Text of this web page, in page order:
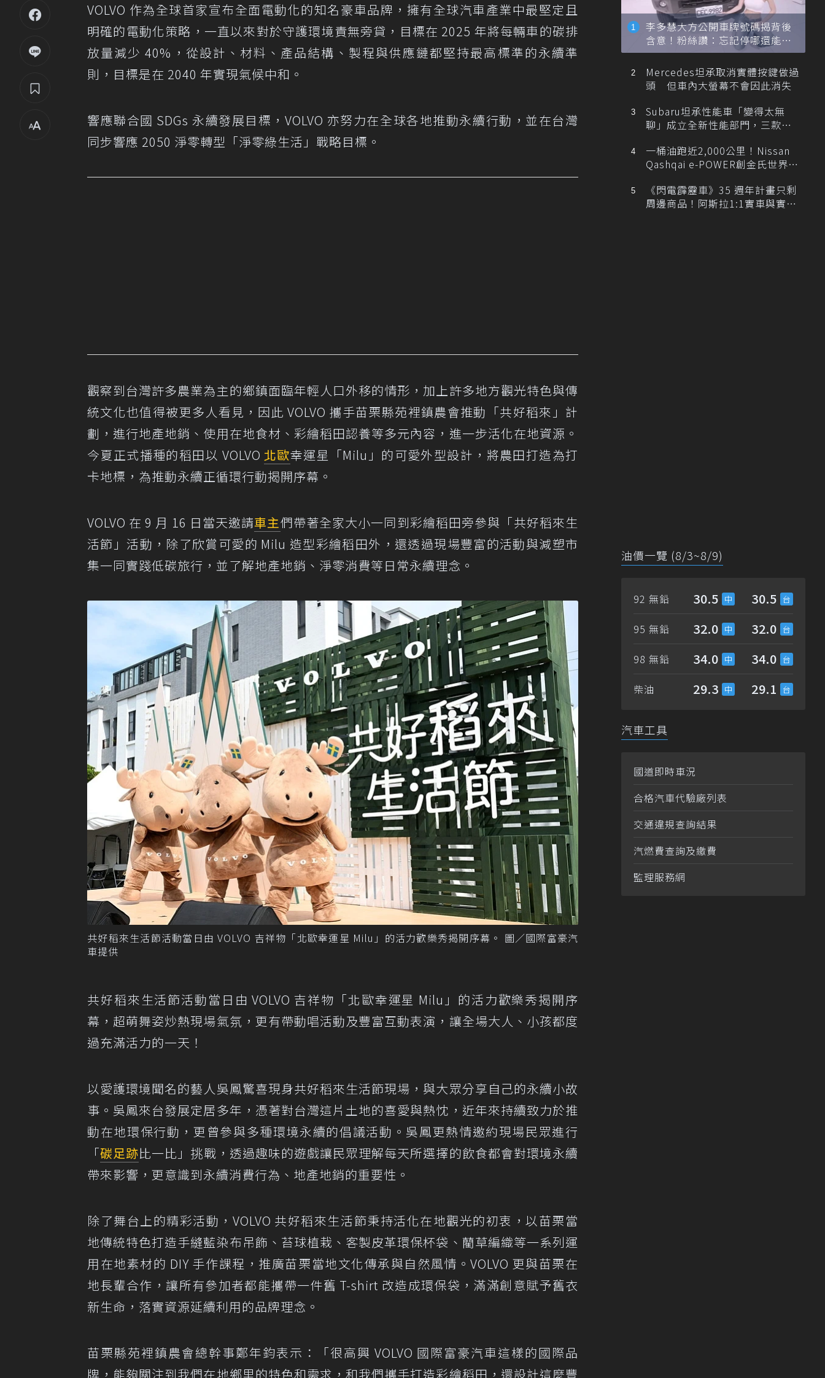
VOLVO 作為全球首家宣布全面電動化的知名豪車品牌，擁有全球汽車產業中最堅定且
明確的電動化策略，一直以來對於守護環境責無旁貸，目標在 2025 年將每輛車的碳排
放量減少 40%，從設計、材料、產品結構、製程與供應鏈都堅持最高標準的永續準
則，目標是在 2040 年實現氣候中和。
響應聯合國 SDGs 永續發展目標，VOLVO 亦努力在全球各地推動永續行動，並在台灣
同步響應 2050 淨零轉型「淨零綠生活」戰略目標。
觀察到台灣許多農業為主的鄉鎮面臨年輕人口外移的情形，加上許多地方觀光特色與傳
統文化也值得被更多人看見，因此 VOLVO 攜手苗栗縣苑裡鎮農會推動「共好稻來」計
劃，進行地產地銷、使用在地食材、彩繪稻田認養等多元內容，進一步活化在地資源。
今夏正式播種的稻田以 VOLVO 北歐幸運星「Milu」的可愛外型設計，將農田打造為打
卡地標，為推動永續正循環行動揭開序幕。
VOLVO 在 9 月 16 日當天邀請車主們帶著全家大小一同到彩繪稻田旁參與「共好稻來生
活節」活動，除了欣賞可愛的 Milu 造型彩繪稻田外，還透過現場豐富的活動與減塑市
集一同實踐低碳旅行，並了解地產地銷、淨零消費等日常永續理念。
共好稻來生活節活動當日由 VOLVO 吉祥物「北歐幸運星 Milu」的活力歡樂秀揭開序幕。 圖／國際富豪汽
車提供
共好稻來生活節活動當日由 VOLVO 吉祥物「北歐幸運星 Milu」的活力歡樂秀揭開序
幕，超萌舞姿炒熱現場氣氛，更有帶動唱活動及豐富互動表演，讓全場大人、小孩都度
過充滿活力的一天！
以愛護環境聞名的藝人吳鳳驚喜現身共好稻來生活節現場，與大眾分享自己的永續小故
事。吳鳳來台發展定居多年，憑著對台灣這片土地的喜愛與熱忱，近年來持續致力於推
動在地環保行動，更曾參與多種環境永續的倡議活動。吳鳳更熱情邀約現場民眾進行
「碳足跡比一比」挑戰，透過趣味的遊戲讓民眾理解每天所選擇的飲食都會對環境永續
帶來影響，更意識到永續消費行為、地產地銷的重要性。
除了舞台上的精彩活動，VOLVO 共好稻來生活節秉持活化在地觀光的初衷，以苗栗當
地傳統特色打造手縫藍染布吊飾、苔球植栽、客製皮革環保杯袋、藺草編織等一系列運
用在地素材的 DIY 手作課程，推廣苗栗當地文化傳承與自然風情。VOLVO 更與苗栗在
地長輩合作，讓所有參加者都能攜帶一件舊 T-shirt 改造成環保袋，滿滿創意賦予舊衣
新生命，落實資源延續利用的品牌理念。
苗栗縣苑裡鎮農會總幹事鄭年鈞表示：「很高興 VOLVO 國際富豪汽車這樣的國際品
牌，能夠關注到我們在地鄉里的特色和需求，和我們攜手打造彩繪稻田，還設計這麼豐
李多慧大方公開車牌號碼揭背後
含意！粉絲讚：忘記停哪還能幫
忙找車
Mercedes坦承取消實體按鍵做過
頭 但車內大螢幕不會因此消失
Subaru坦承性能車「變得太無
聊」成立全新性能部門，三款手
一桶油跑近2,000公里！Nissan
Qashqai e-POWER創金氏世界紀
《閃電霹靂車》35 週年計畫只剩
周邊商品！阿斯拉1:1實車與實體
油價一覽 (8/3~8/9)
92 無鉛 30.5 30.5
95 無鉛 32.0 32.0
98 無鉛 34.0 34.0
柴油 29.3 29.1
汽車工具
國道即時車況
合格汽車代驗廠列表
交通違規查詢結果
汽燃費查詢及繳費
監理服務網